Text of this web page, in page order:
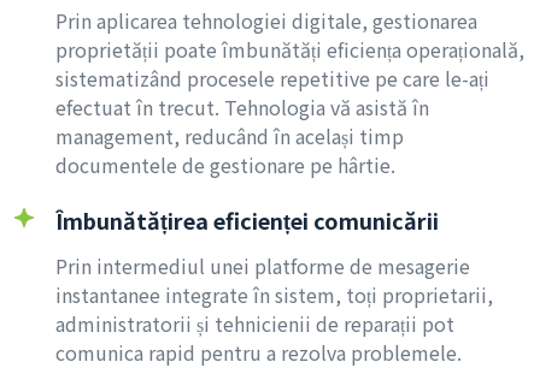
Prin aplicarea tehnologiei digitale, gestionarea
proprietății poate îmbunătăți eficiența operațională,
sistematizând procesele repetitive pe care le-ați
efectuat în trecut. Tehnologia vă asistă în
management, reducând în același timp
documentele de gestionare pe hârtie.
Îmbunătățirea eficienței comunicării
Prin intermediul unei platforme de mesagerie
instantanee integrate în sistem, toți proprietarii,
administratorii și tehnicienii de reparații pot
comunica rapid pentru a rezolva problemele.